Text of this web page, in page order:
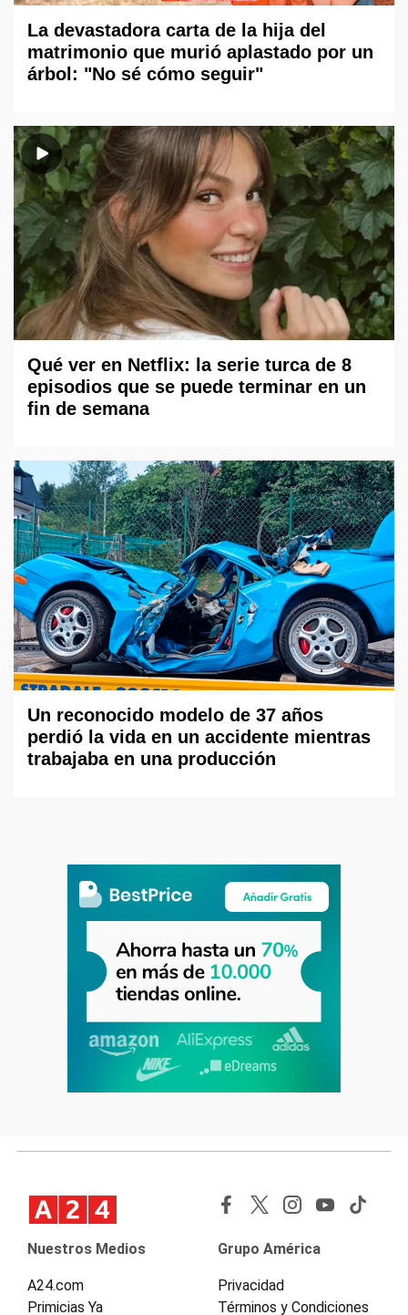
La devastadora carta de la hija del
matrimonio que murió aplastado por un
árbol: "No sé cómo seguir"
Qué ver en Netflix: la serie turca de 8
episodios que se puede terminar en un
fin de semana
Un reconocido modelo de 37 años
perdió la vida en un accidente mientras
trabajaba en una producción
Nuestros Medios
A24.com
Primicias Ya
Grupo América
Privacidad
Términos y Condiciones